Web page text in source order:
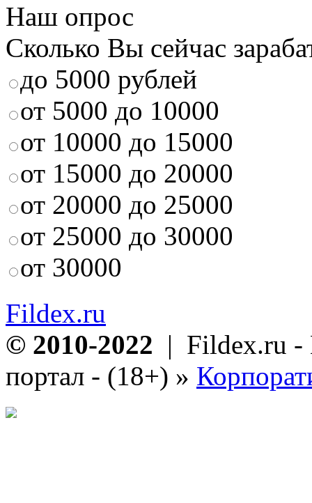
Наш опрос
Сколько Вы сейчас
до 5000 рублей
от 5000 до 10000
от 10000 до 15000
от 15000 до 20000
от 20000 до 25000
от 25000 до 30000
от 30000
Fildex.ru
© 2010-2022 | Fildex.ru -
портал - (18+) »